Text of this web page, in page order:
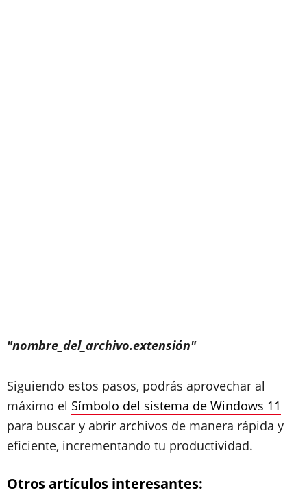
"nombre_del_archivo.extensión"
Siguiendo estos pasos, podrás aprovechar al
máximo el Símbolo del sistema de Windows 11
para buscar y abrir archivos de manera rápida y
eficiente, incrementando tu productividad.
Otros artículos interesantes: